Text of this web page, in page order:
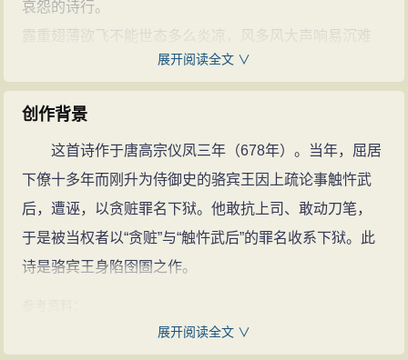
哀怨的诗行。
露重翅薄欲飞不能世态多么炎凉，风多风大声响易沉难
无人知道我像秋蝉般的清廉高洁，有谁能为我表白冰晶
玉洁的心肠？
注释
露重：秋露浓重。飞难进：是说蝉难以高飞。
展开阅读全文 ∨
创作背景
这首诗作于唐高宗仪凤三年（678年）。当年，屈居
下僚十多年而刚升为侍御史的骆宾王因上疏论事触忤武
后，遭诬，以贪赃罪名下狱。他敢抗上司、敢动刀笔，
于是被当权者以“贪赃”与“触忤武后”的罪名收系下狱。此
诗是骆宾王身陷囹圄之作。
1、沈熙乾 等．唐诗鉴赏辞典．上海：上海辞书出版社，1983：
展开阅读全文 ∨